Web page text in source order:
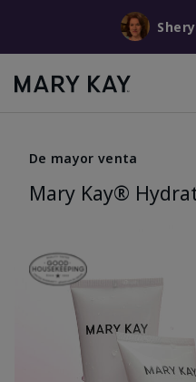
De mayor venta
Mary Kay®